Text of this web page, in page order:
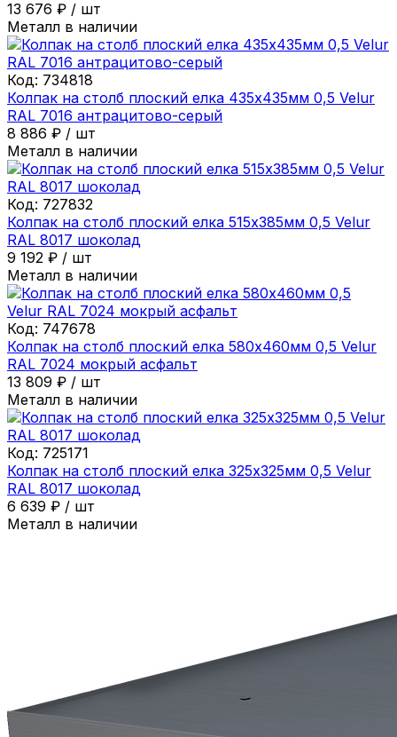
13 676 ₽ / шт
Металл в наличии
Код: 734818
Колпак на столб плоский елка 435х435мм 0,5 Velur
RAL 7016 антрацитово-серый
8 886 ₽ / шт
Металл в наличии
Код: 727832
Колпак на столб плоский елка 515х385мм 0,5 Velur
RAL 8017 шоколад
9 192 ₽ / шт
Металл в наличии
Код: 747678
Колпак на столб плоский елка 580х460мм 0,5 Velur
RAL 7024 мокрый асфальт
13 809 ₽ / шт
Металл в наличии
Код: 725171
Колпак на столб плоский елка 325х325мм 0,5 Velur
RAL 8017 шоколад
6 639 ₽ / шт
Металл в наличии